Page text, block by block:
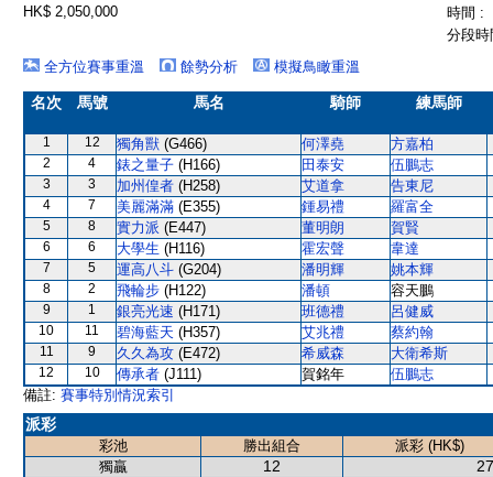
HK$ 2,050,000
時間 :
分段
全方位賽事重溫
餘勢分析 模擬鳥瞰重溫
名次 馬號 馬名 騎師 練馬師
1 12 獨角獸 (G466) 何澤堯 方嘉柏
2 4 錶之量子 (H166) 田泰安 伍鵬志
3 3 加州偟者 (H258) 艾道拿 告東尼
4 7 美麗滿滿 (E355) 鍾易禮 羅富全
5 8 實力派 (E447) 董明朗 賀賢
6 6 大學生 (H116) 霍宏聲 韋達
7 5 運高八斗 (G204) 潘明輝 姚本輝
8 2 飛輪步 (H122) 潘頓 容天鵬
9 1 銀亮光速 (H171) 班德禮 呂健威
10 11 碧海藍天 (H357) 艾兆禮 蔡約翰
11 9 久久為攻 (E472) 希威森 大衛希斯
12 10 傳承者 (J111) 賀銘年
伍鵬志
備註: 賽事特別情況索引
派彩
彩池 勝出組合
派彩 (HK$)
獨贏
12